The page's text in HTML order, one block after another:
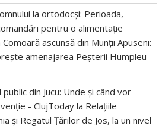
la ortodocși: Perioada,
pentru o alimentație
Comoară ascunsă din Munții Apuseni:
amenajarea Peșterii Humpleu
din Jucu: Unde și când vor
- ClujToday la Relațiile
și Regatul Țărilor de Jos, la un nivel